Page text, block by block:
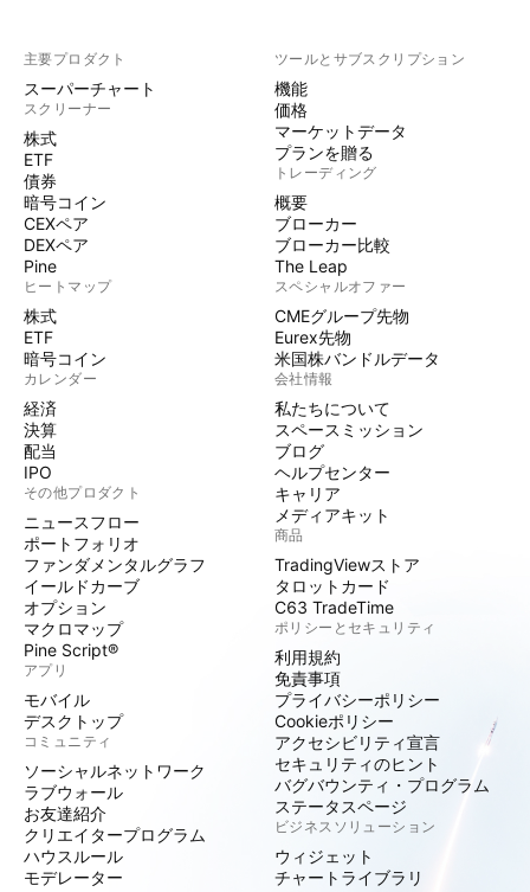
主要プロダクト
スーパーチャート
スクリーナー
株式
ETF
債券
暗号コイン
CEXペア
DEXペア
Pine
ヒートマップ
株式
ETF
暗号コイン
カレンダー
経済
決算
配当
IPO
その他プロダクト
ニュースフロー
ポートフォリオ
ファンダメンタルグラフ
イールドカーブ
オプション
マクロマップ
Pine Script®
アプリ
モバイル
デスクトップ
コミュニティ
ソーシャルネットワーク
ラブウォール
お友達紹介
クリエイタープログラム
ハウスルール
モデレーター
ツールとサブスクリプション
機能
価格
マーケットデータ
プランを贈る
トレーディング
概要
ブローカー
ブローカー比較
The Leap
スペシャルオファー
CMEグループ先物
Eurex先物
米国株バンドルデータ
会社情報
私たちについて
スペースミッション
ブログ
ヘルプセンター
キャリア
メディアキット
商品
TradingViewストア
タロットカード
C63 TradeTime
ポリシーとセキュリティ
利用規約
免責事項
プライバシーポリシー
Cookieポリシー
アクセシビリティ宣言
セキュリティのヒント
バグバウンティ・プログラム
ステータスページ
ビジネスソリューション
ウィジェット
チャートライブラリ